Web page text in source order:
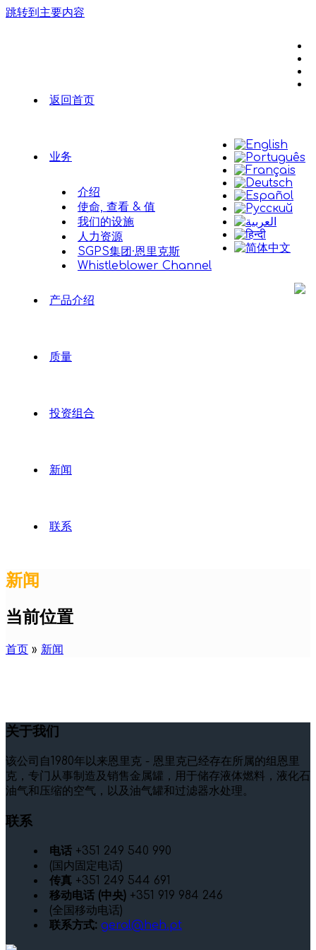
跳转到主要内容
返回首页
业务
介绍
使命, 查看 & 值
我们的设施
人力资源
SGPS集团·恩里克斯
Whistleblower Channel
产品介绍
质量
投资组合
新闻
联系
新闻
当前位置
首页 » 新闻
关于我们
该公司自1980年以来恩里克 - 恩里克已经存在所属的组恩里
克，专门从事制造及销售金属罐，用于储存液体燃料，液化石
油气和压缩的空气，以及油气罐和过滤器水处理。
联系
电话 +351 249 540 990
(国内固定电话)
传真 +351 249 544 691
移动电话 (中央) +351 919 984 246
(全国移动电话)
联系方式: geral@heh.pt